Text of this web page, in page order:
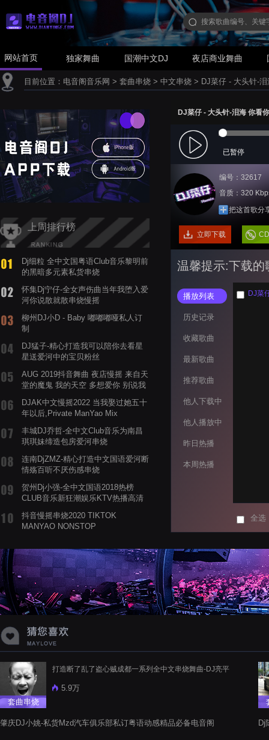
网站首页 独家舞曲 国潮中文DJ 夜店商业舞曲
目前位置： 电音阁音乐网 > 套曲串烧 > 中文串烧 > DJ菜仔 - 大头针-
上周排行榜
Dj细粒 全中文国粤语Club音乐黎明前
的黑暗多元素私货串烧
怀集Dj宁仔-全女声伤曲当年我堕入爱
河你说散就散串烧慢摇
柳州DJ小D - Baby 嘟嘟嘟哑私人订
制
DJ猛子-精心打造我可以陪你去看星
星送爱河中的宝贝粉丝
AUG 2019抖音舞曲 夜店慢摇 来自天
堂的魔鬼 我的天空 多想爱你 别说我
DJAK中文慢摇2022 当我娶过她五十
年以后,Private ManYao Mix
丰城DJ乔哲-全中文Club音乐为南昌
琪琪妹缔造包房爱河串烧
连南DjZMZ-精心打造中文国语爱河断
情殇百听不厌伤感串烧
贺州Dj小强-全中文国语2018热榜
CLUB音乐新狂潮娱乐KTV热播高清
抖音慢摇串烧2020 TIKTOK
MANYAO NONSTOP
蝉爸爸妈妈爱存在夏天的风是想你的
声音啊
DJ菜仔 - 大头针-泪海 你看
已暂停
编号：32617
音质：320
把这首歌分
立即下载
温馨提示:下载的
播放列表
历史记录
收藏歌曲
最新歌曲
推荐歌曲
他人下载中
他人播放中
昨日热播
本周热播
DJ菜
全选
套曲串烧
打造断了乱了盗心贼成都一系列全中文串烧舞曲-DJ亮平
5.9万
肇庆DJ小姚-私货Mzd汽车俱乐部私订粤语动感精品必备电音阁
Dj